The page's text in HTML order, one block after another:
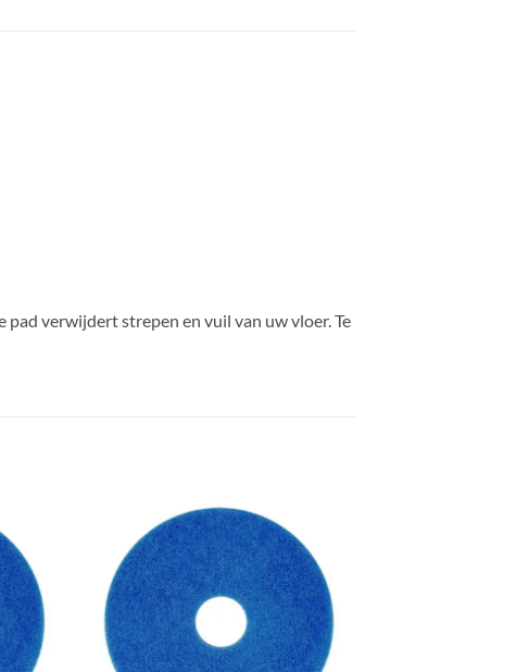
verwijdert strepen en vuil van uw vloer. Te